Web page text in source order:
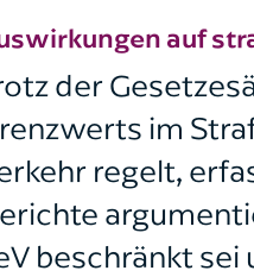
auf
der
im
regelt,
beschränkt